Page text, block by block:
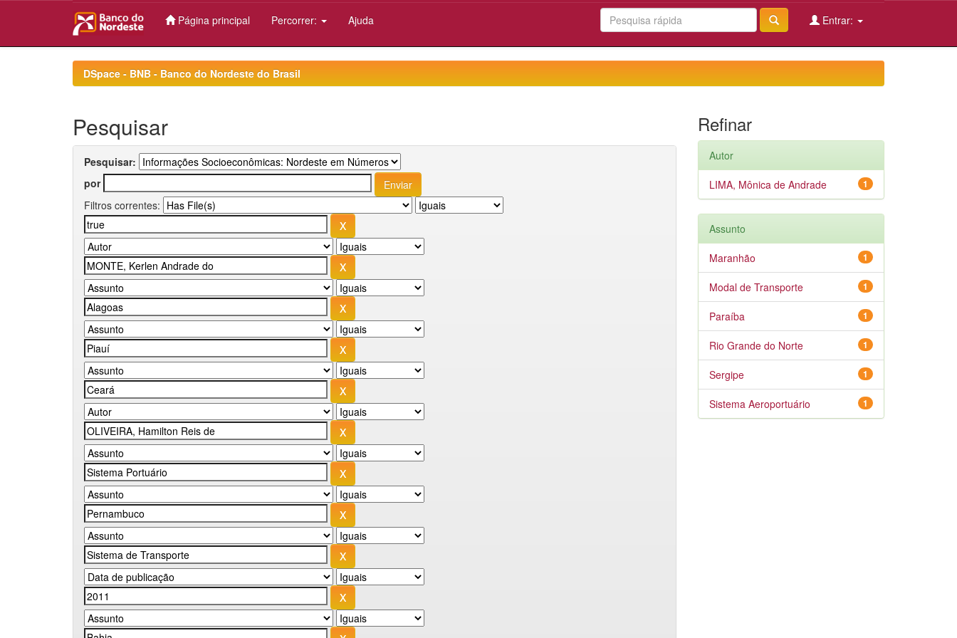
Página principal Percorrer: Ajuda Entrar:
DSpace - BNB - Banco do Nordeste do Brasil
Pesquisar
Pesquisar:
por
Filtros correntes:
Refinar
Autor
1
LIMA, Mônica de Andrade
Assunto
1
Maranhão
1
Modal de Transporte
1
Paraíba
1
Rio Grande do Norte
1
Sergipe
1
Sistema Aeroportuário